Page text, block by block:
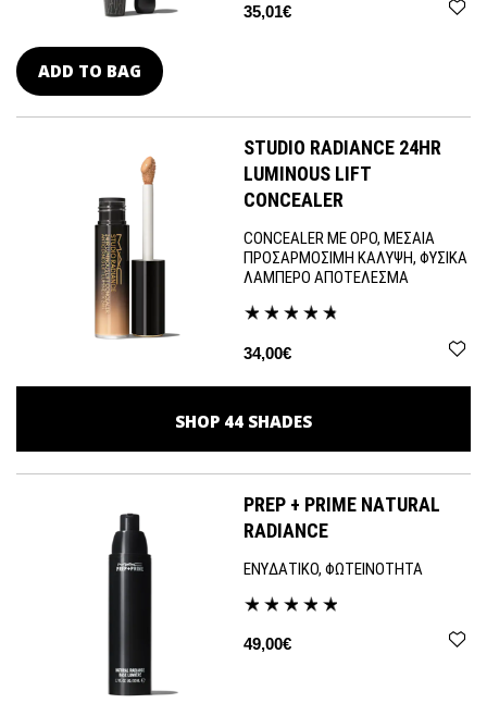
35,01€
ADD TO BAG
STUDIO RADIANCE 24HR
LUMINOUS LIFT
CONCEALER
CONCEALER ΜΕ ΟΡΟ, ΜΕΣΑΙΑ
ΠΡΟΣΑΡΜΟΣΙΜΗ ΚΑΛΥΨΗ, ΦΥΣΙΚΑ
ΛΑΜΠΕΡΟ ΑΠΟΤΕΛΕΣΜΑ
34,00€
SHOP 44 SHADES
PREP + PRIME NATURAL
RADIANCE
ΕΝΥΔΑΤΙΚΟ, ΦΩΤΕΙΝΟΤΗΤΑ
49,00€